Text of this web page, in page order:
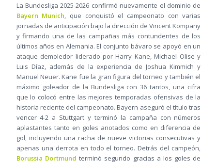
La Bundesliga 2025-2026 confirmó nuevamente el dominio de
Bayern Munich, que conquistó el campeonato con varias
jornadas de anticipación bajo la dirección de Vincent Kompany
y firmando una de las campañas más contundentes de los
últimos años en Alemania. El conjunto bávaro se apoyó en un
ataque demoledor liderado por Harry Kane, Michael Olise y
Luis Díaz, además de la experiencia de Joshua Kimmich y
Manuel Neuer. Kane fue la gran figura del torneo y también el
máximo goleador de la Bundesliga con 36 tantos, una cifra
que lo colocó entre las mejores temporadas ofensivas de la
historia reciente del campeonato. Bayern aseguró el título tras
vencer 4-2 a Stuttgart y terminó la campaña con números
aplastantes tanto en goles anotados como en diferencia de
gol, incluyendo una racha de nueve victorias consecutivas y
apenas una derrota en todo el torneo. Detrás del campeón,
Borussia Dortmund terminó segundo gracias a los goles de